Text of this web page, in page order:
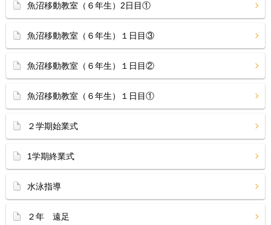
魚沼移動教室（６年生）2日目①
魚沼移動教室（６年生）１日目③
魚沼移動教室（６年生）１日目②
魚沼移動教室（６年生）１日目①
２学期始業式
1学期終業式
水泳指導
２年 遠足